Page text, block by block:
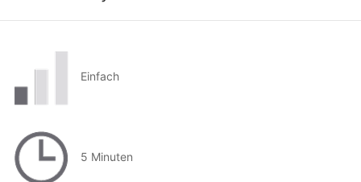
Einfach
5 Minuten